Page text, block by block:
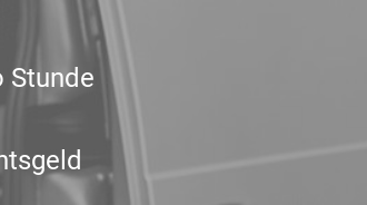
Stunde